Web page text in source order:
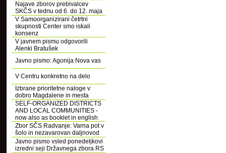
Najave zborov prebivalcev
SKČS v tednu od 6. do 12. maja
V Samoorganizirani četrtni
skupnosti Center smo iskali
konsenz
V javnem pismu odgovorili
Alenki Bratušek
Javno pismo: Agonija Nova vas
V Centru konkretno na delo
Izbrane prioritetne naloge v
dobro Magdalene in mesta
SELF-ORGANIZED DISTRICTS
AND LOCAL COMMUNITIES -
now also as booklet in english
Zbor SČS Radvanje: Varna pot v
šolo in nezavarovan daljnovod
Javno pismo vsled ponedeljkovi
izredni seji Državnega zbora RS